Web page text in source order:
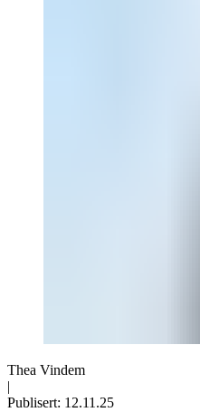
Thea Vindem
|
Publisert: 12.11.25